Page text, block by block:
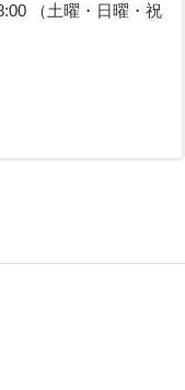
（土曜・日曜・祝